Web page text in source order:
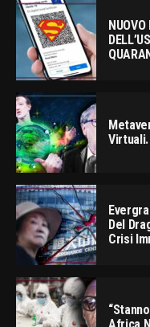
NUOVO
Virtuali.
Del
Crisi